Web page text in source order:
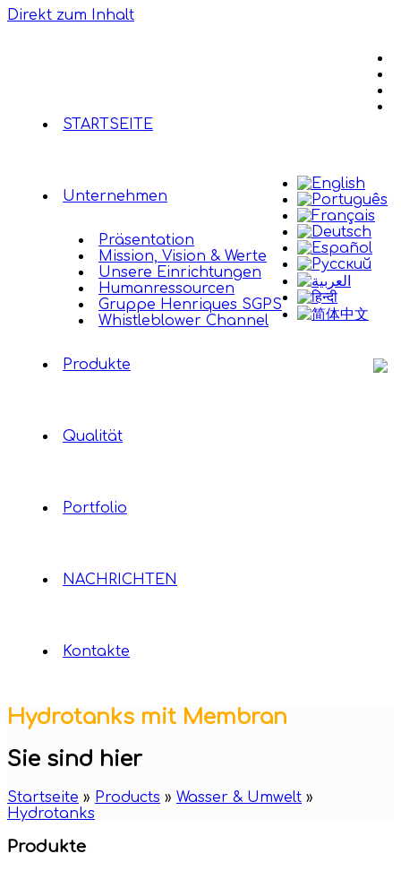
Direkt zum Inhalt
STARTSEITE
Unternehmen
Präsentation
Mission, Vision & Werte
Unsere Einrichtungen
Humanressourcen
Gruppe Henriques SGPS
Whistleblower Channel
Produkte
Qualität
Portfolio
NACHRICHTEN
Kontakte
Hydrotanks mit Membran
Sie sind hier
Startseite » Products » Wasser & Umwelt »
Hydrotanks
Produkte